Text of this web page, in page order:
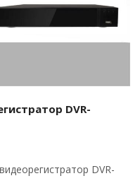
DVR-
DVR-